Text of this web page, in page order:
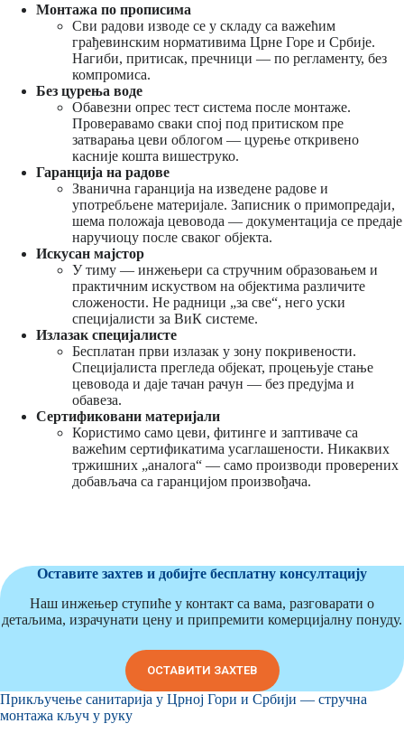
Монтажа по прописима
Сви радови изводе се у складу са важећим
грађевинским нормативима Црне Горе и Србије.
Нагиби, притисак, пречници — по регламенту, без
компромиса.
Без цурења воде
Обавезни опрес тест система после монтаже.
Проверавамо сваки спој под притиском пре
затварања цеви облогом — цурење откривено
касније кошта вишеструко.
Гаранција на радове
Званична гаранција на изведене радове и
употребљене материјале. Записник о примопредаји,
шема положаја цевовода — документација се предаје
наручиоцу после сваког објекта.
Искусан мајстор
У тиму — инжењери са стручним образовањем и
практичним искуством на објектима различите
сложености. Не радници „за све“, него уски
специјалисти за ВиК системе.
Излазак специјалисте
Бесплатан први излазак у зону покривености.
Специјалиста прегледа објекат, процењује стање
цевовода и даје тачан рачун — без предујма и
обавеза.
Сертификовани материјали
Користимо само цеви, фитинге и заптиваче са
важећим сертификатима усаглашености. Никаквих
тржишних „аналога“ — само производи проверених
добављача са гаранцијом произвођача.
Оставите захтев и добијте бесплатну консултацију
Наш инжењер ступиће у контакт са вама, разговарати о
детаљима, израчунати цену и припремити комерцијалну понуду.
ОСТАВИТИ ЗАХТЕВ
Прикључење санитарија у Црној Гори и Србији — стручна
монтажа кључ у руку